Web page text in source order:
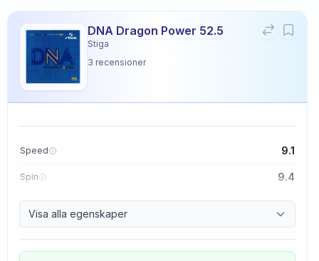
DNA Dragon Power 52.5
Stiga
3 recensioner
Speed 9.1
Spin 9.4
Control 8.5
Tackiness 5.0
Visa alla egenskaper